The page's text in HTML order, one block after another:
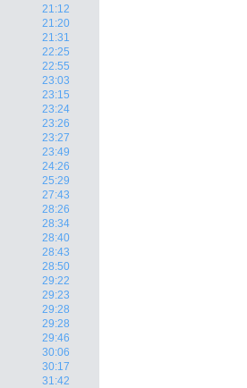
21:12
21:20
21:31
22:25
22:55
23:03
23:15
23:24
23:26
23:27
23:49
24:26
25:29
27:43
28:26
28:34
28:40
28:43
28:50
29:22
29:23
29:28
29:28
29:46
30:06
30:17
31:42